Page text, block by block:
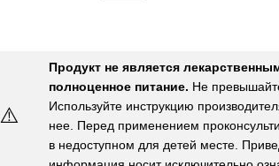
⚠️
Продукт не является
полноценное питание. Не
Используйте инструкцию
нее. Перед применением
в недоступном для детей месте.